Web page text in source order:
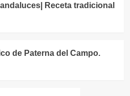
Receta tradicional
de Paterna del Campo.